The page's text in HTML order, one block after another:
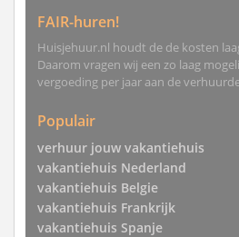
FAIR-huren!
Huisjehuur.nl houdt de de kosten
Daarom vragen wij een zo laag
vergoeding per jaar aan de
Populair
verhuur jouw vakantiehuis
vakantiehuis Nederland
vakantiehuis Belgie
vakantiehuis Frankrijk
vakantiehuis Spanje